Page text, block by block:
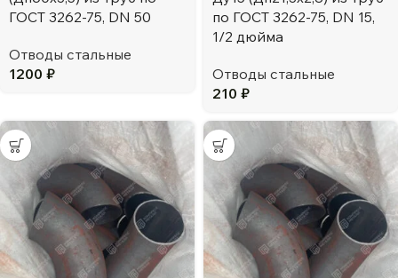
ГОСТ 3262-75, DN 50
Отводы стальные
1200 ₽
по ГОСТ 3262-75, DN 15,
1/2 дюйма
Отводы стальные
210 ₽